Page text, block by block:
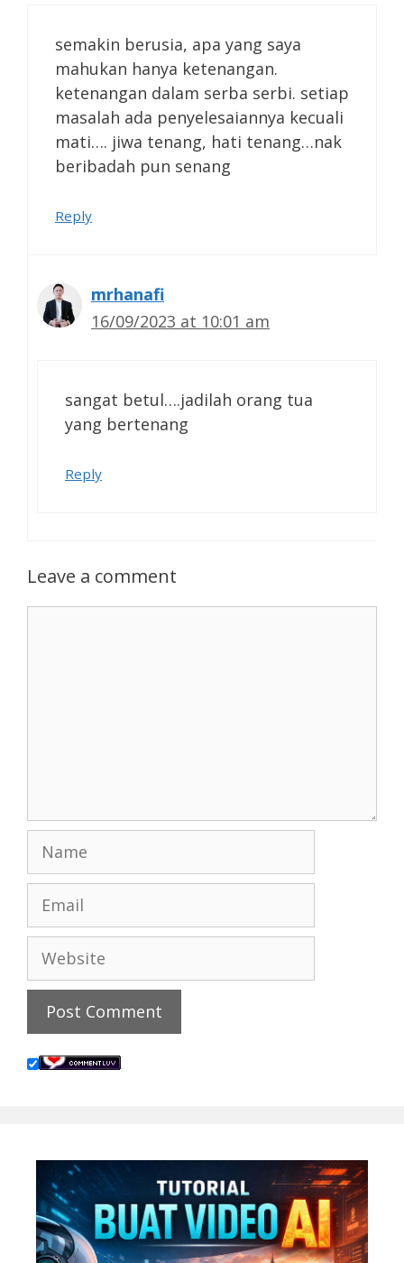
semakin berusia, apa yang saya
mahukan hanya ketenangan.
ketenangan dalam serba serbi. setiap
masalah ada penyelesaiannya kecuali
mati…. jiwa tenang, hati tenang…nak
beribadah pun senang
Reply
mrhanafi
16/09/2023 at 10:01 am
sangat betul….jadilah orang tua
yang bertenang
Reply
Leave a comment
Name
Email
Website